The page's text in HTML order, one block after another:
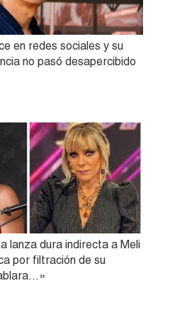
en redes sociales y su
no pasó desapercibido
lanza dura indirecta a Meli
por filtración de su